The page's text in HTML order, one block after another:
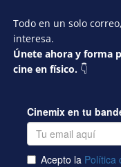
Todo en un solo
interesa.
Únete ahora y forma
cine en físico. 👇